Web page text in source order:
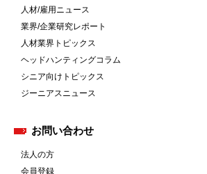
人材/雇用ニュース
業界/企業研究レポート
人材業界トピックス
ヘッドハンティングコラム
シニア向けトピックス
ジーニアスニュース
お問い合わせ
法人の方
会員登録